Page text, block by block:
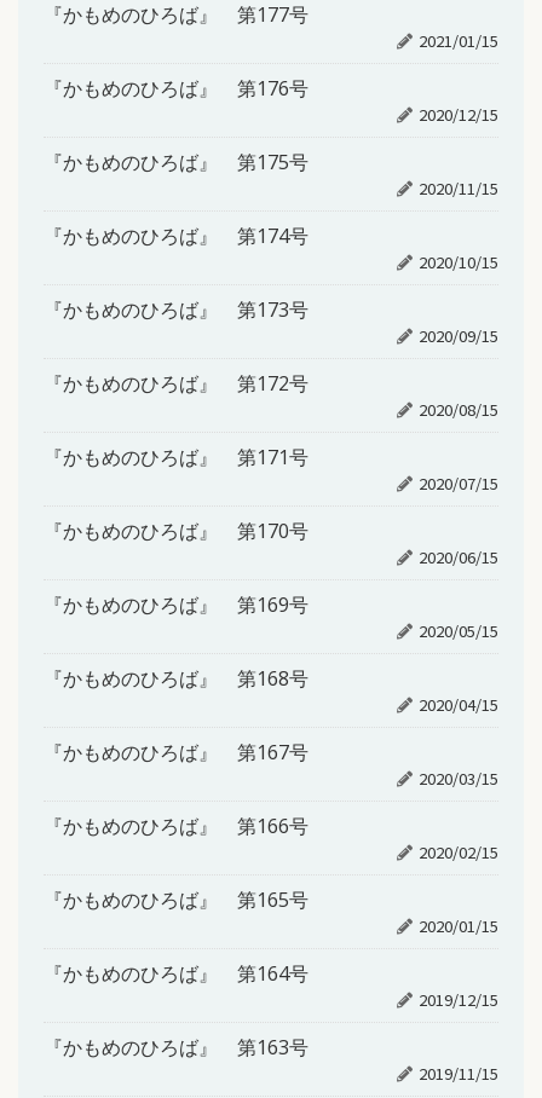
『かもめのひろば』 第177号
2021/01/15
『かもめのひろば』 第176号
2020/12/15
『かもめのひろば』 第175号
2020/11/15
『かもめのひろば』 第174号
2020/10/15
『かもめのひろば』 第173号
2020/09/15
『かもめのひろば』 第172号
2020/08/15
『かもめのひろば』 第171号
2020/07/15
『かもめのひろば』 第170号
2020/06/15
『かもめのひろば』 第169号
2020/05/15
『かもめのひろば』 第168号
2020/04/15
『かもめのひろば』 第167号
2020/03/15
『かもめのひろば』 第166号
2020/02/15
『かもめのひろば』 第165号
2020/01/15
『かもめのひろば』 第164号
2019/12/15
『かもめのひろば』 第163号
2019/11/15